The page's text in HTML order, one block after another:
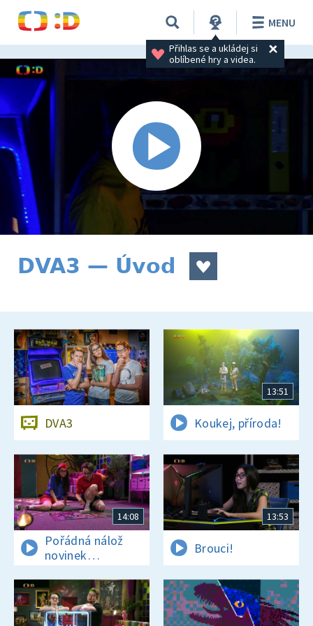
Přihlas se a ukládej si
oblíbené hry a videa.
MENU
DVA3 — Úvod
DVA3
13:51
Koukej, příroda!
14:08
Pořádná nálož
novinek
a zajímavostí
13:53
Brouci!